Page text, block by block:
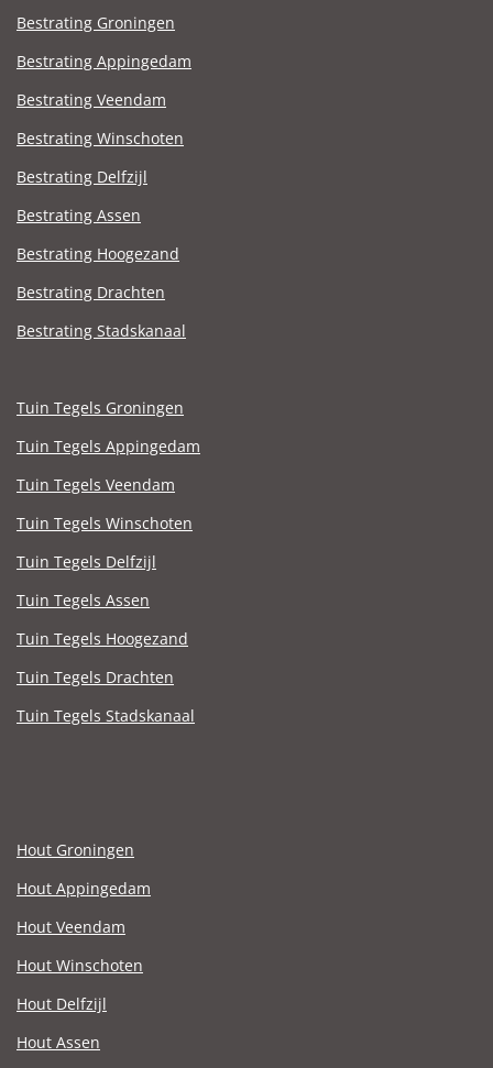
Bestrating Groningen
Bestrating Appingedam
Bestrating Veendam
Bestrating Winschoten
Bestrating Delfzijl
Bestrating Assen
Bestrating Hoogezand
Bestrating Drachten
Bestrating Stadskanaal
Tuin Tegels Groningen
Tuin Tegels Appingedam
Tuin Tegels Veendam
Tuin Tegels Winschoten
Tuin Tegels Delfzijl
Tuin Tegels Assen
Tuin Tegels Hoogezand
Tuin Tegels Drachten
Tuin Tegels Stadskanaal
Hout Groningen
Hout Appingedam
Hout Veendam
Hout Winschoten
Hout Delfzijl
Hout Assen